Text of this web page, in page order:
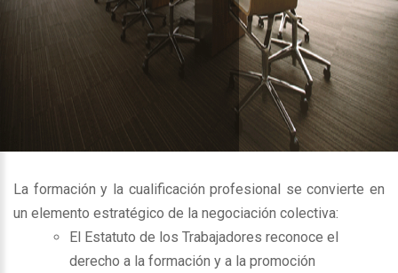
La formación y la cualificación profesional se convierte en
un elemento estratégico de la negociación colectiva:
El Estatuto de los Trabajadores reconoce el
derecho a la formación y a la promoción